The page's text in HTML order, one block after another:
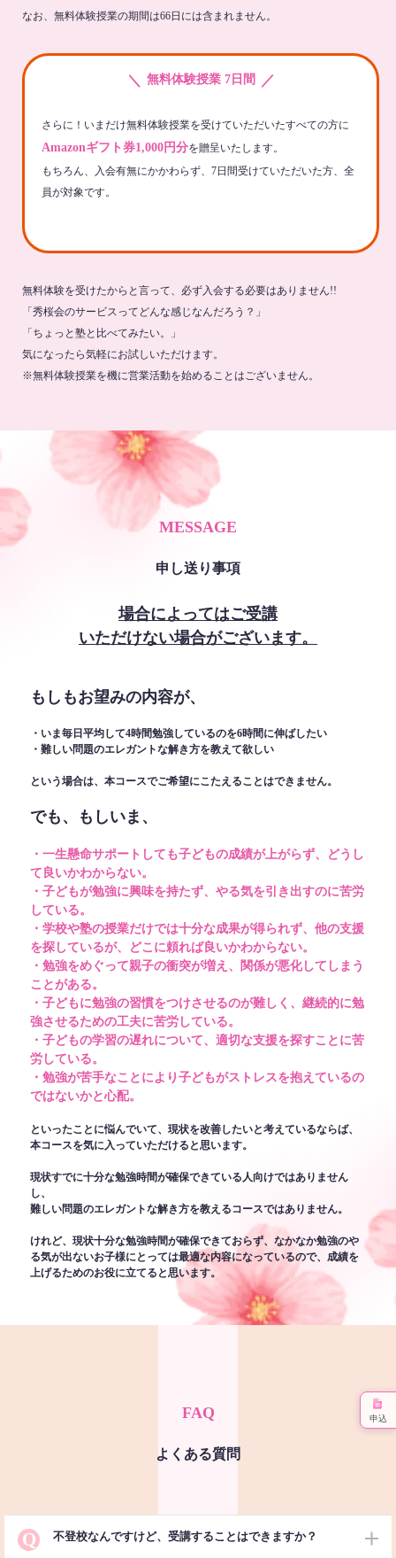
なお、無料体験授業の期間は66日には含まれません。
＼ 無料体験授業 7日間 ／
さらに！いまだけ無料体験授業を受けていただいたすべての方に
Amazonギフト券1,000円分を贈呈いたします。
もちろん、入会有無にかかわらず、7日間受けていただいた方、全
員が対象です。
無料体験を受けたからと言って、必ず入会する必要はありません!!
「秀桜会のサービスってどんな感じなんだろう？」
「ちょっと塾と比べてみたい。」
気になったら気軽にお試しいただけます。
※無料体験授業を機に営業活動を始めることはございません。
MESSAGE
申し送り事項
場合によってはご受講
いただけない場合がございます。
もしもお望みの内容が、
・いま毎日平均して4時間勉強しているのを6時間に伸ばしたい
・難しい問題のエレガントな解き方を教えて欲しい
という場合は、本コースでご希望にこたえることはできません。
でも、もしいま、
・一生懸命サポートしても子どもの成績が上がらず、どうし
て良いかわからない。
・子どもが勉強に興味を持たず、やる気を引き出すのに苦労
している。
・学校や塾の授業だけでは十分な成果が得られず、他の支援
を探しているが、どこに頼れば良いかわからない。
・勉強をめぐって親子の衝突が増え、関係が悪化してしまう
ことがある。
・子どもに勉強の習慣をつけさせるのが難しく、継続的に勉
強させるための工夫に苦労している。
・子どもの学習の遅れについて、適切な支援を探すことに苦
労している。
・勉強が苦手なことにより子どもがストレスを抱えているの
ではないかと心配。
といったことに悩んでいて、現状を改善したいと考えているならば、
本コースを気に入っていただけると思います。
現状すでに十分な勉強時間が確保できている人向けではありません
し、
難しい問題のエレガントな解き方を教えるコースではありません。
けれど、現状十分な勉強時間が確保できておらず、なかなか勉強のや
る気が出ないお子様にとっては最適な内容になっているので、成績を
上げるためのお役に立てると思います。
FAQ
よくある質問
Q 不登校なんですけど、受講することはできますか？
申込